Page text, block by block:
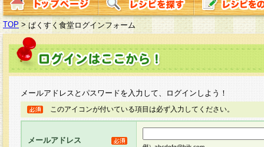
TOP > ぱくすく食堂ログインフォーム
メールアドレスとパスワードを入力して、ログインしよう！
このアイコンが付いている項目は必ず入力してください。
メールアドレス